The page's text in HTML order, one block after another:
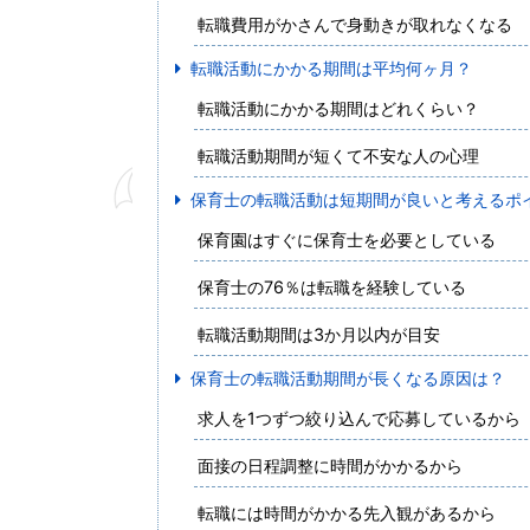
転職費用がかさんで身動きが取れなくなる
転職活動にかかる期間は平均何ヶ月？
転職活動にかかる期間はどれくらい？
転職活動期間が短くて不安な人の心理
保育士の転職活動は短期間が良いと考えるポ
保育園はすぐに保育士を必要としている
保育士の76％は転職を経験している
転職活動期間は3か月以内が目安
保育士の転職活動期間が長くなる原因は？
求人を1つずつ絞り込んで応募しているから
面接の日程調整に時間がかかるから
転職には時間がかかる先入観があるから